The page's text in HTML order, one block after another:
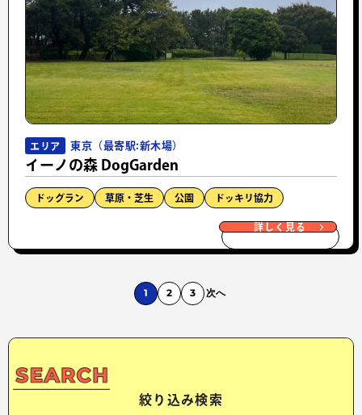
エリア 東京（最寄駅:新木場）
イーノの森 DogGarden
ドッグラン 草原・芝生 公園 ドッキリ協力
詳しく見る
1 2 3 次へ
絞り込み検索